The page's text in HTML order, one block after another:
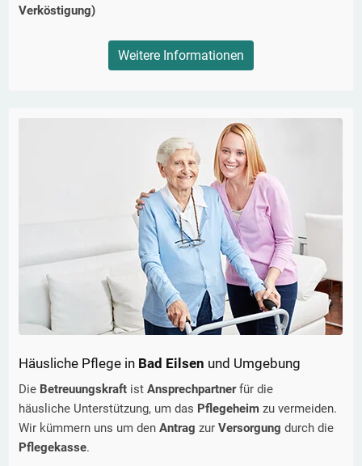
Verköstigung)
Weitere Informationen
Häusliche Pflege in Bad Eilsen und Umgebung
Die Betreuungskraft ist Ansprechpartnerfür die
häusliche Unterstützung, um das Pflegeheim zu vermeiden.
Wir kümmern uns um den Antrag zur Versorgung durch die
Pflegekasse.